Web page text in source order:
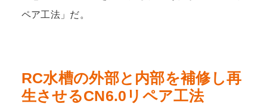
ペア工法」だ。
RC水槽の外部と内部を補修し再
生させるCN6.0リペア工法